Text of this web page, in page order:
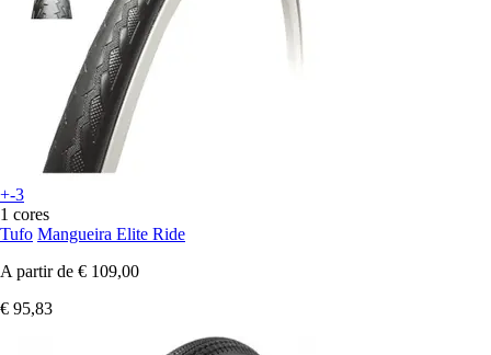
+-3
1 cores
Tufo Mangueira Elite Ride
A partir de € 109,00
€ 95,83